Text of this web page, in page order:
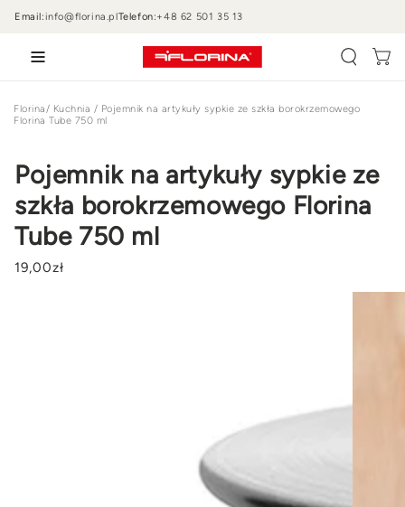
PRZEJDŹ DO
TREŚCI
Email:info@florina.plTelefon:+48 62 501 35 13
Wózek
Florina/ Kuchnia / Pojemnik na artykuły sypkie ze szkła borokrzemowego
Florina Tube 750 ml
Pojemnik na artykuły sypkie ze
szkła borokrzemowego Florina
Tube 750 ml
19,00zł